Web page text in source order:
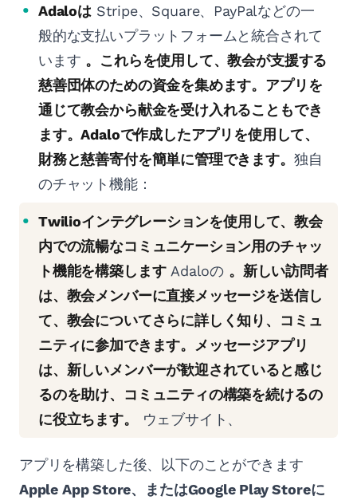
Adaloは Stripe、Square、PayPalなどの一
般的な支払いプラットフォームと統合されて
います 。これらを使用して、教会が支援する
慈善団体のための資金を集めます。アプリを
通じて教会から献金を受け入れることもでき
ます。Adaloで作成したアプリを使用して、
財務と慈善寄付を簡単に管理できます。 独自
のチャット機能：
Twilioインテグレーションを使用して、教会
内での流暢なコミュニケーション用のチャッ
ト機能を構築しますAdaloの 。新しい訪問者
は、教会メンバーに直接メッセージを送信し
て、教会についてさらに詳しく知り、コミュ
ニティに参加できます。メッセージアプリ
は、新しいメンバーが歓迎されていると感じ
るのを助け、コミュニティの構築を続けるの
に役立ちます。
ウェブサイト、
アプリを構築した後、以下のことができます
Apple App Store、またはGoogle Play Storeに